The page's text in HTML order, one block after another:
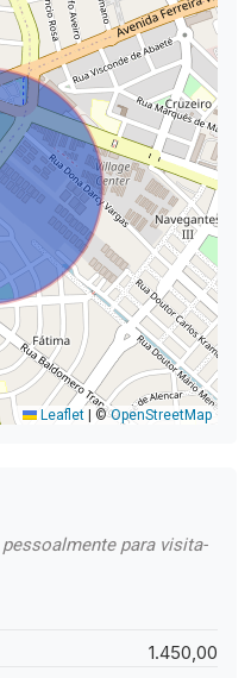
Leaflet ©OpenStreetMap
para visita-
1.450,00